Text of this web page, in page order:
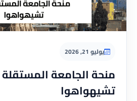
يوليو 21, 2026
منحة الجامعة
تشيهواهوا